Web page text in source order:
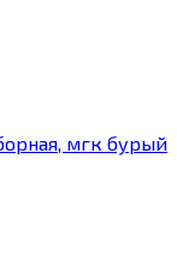
мгк бурый